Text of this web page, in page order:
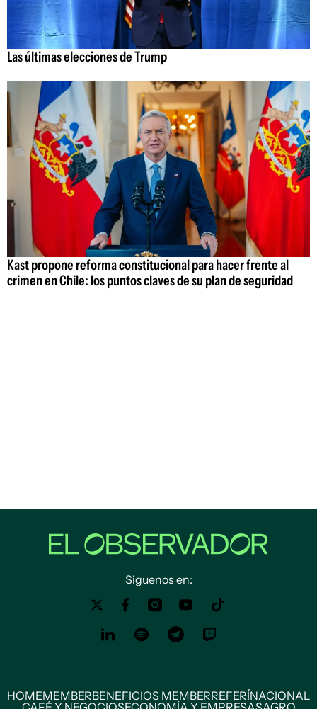
Las últimas elecciones de Trump
Kast propone reforma constitucional para hacer frente al
crimen en Chile: los puntos claves de su plan de seguridad
Siguenos en:
HOMEMEMBERBENEFICIOS MEMBERREFERÍNACIONAL